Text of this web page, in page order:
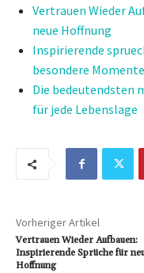
Vertrauen Wieder
neue Hoffnung
Inspirierende
besondere Momente
Die bedeutendsten
für jede Lebenslage
Vorheriger Artikel
Vertrauen Wieder Aufbauen:
Inspirierende Sprüche für
Hoffnung